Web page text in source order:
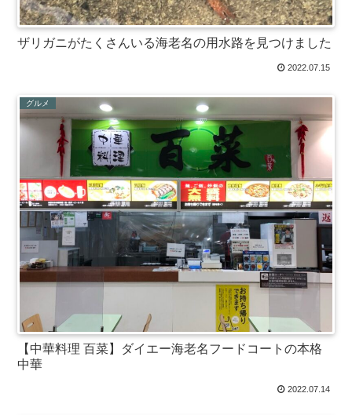
ザリガニがたくさんいる海老名の用水路を見つけました
2022.07.15
グルメ
【中華料理 百菜】ダイエー海老名フードコートの本格
中華
2022.07.14